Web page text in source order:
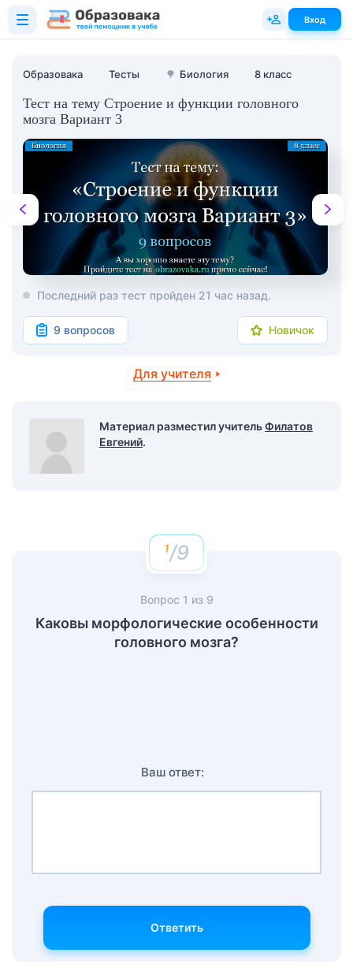
Образовака Тесты 🌳 Биология 8 класс
Тест на тему Строение и функции головного
мозга Вариант 3
Последний раз тест пройден 21 час назад.
9 вопросов Новичок
Для учителя
Материал разместил учительФилатов
Евгений.
/9
Вопрос 1 из 9
Каковы морфологические особенности
головного мозга?
Ваш ответ:
Ответить
Вход